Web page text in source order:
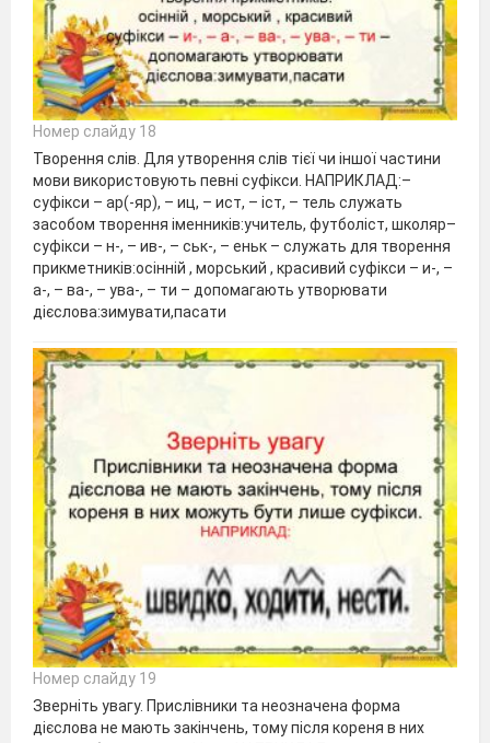
Номер слайду 18
Творення слів. Для утворення слів тієї чи іншої частини
мови використовують певні суфікси. НАПРИКЛАД:–
суфікси – ар(-яр), – иц, – ист, – іст, – тель служать
засобом творення іменників:учитель, футболіст, школяр–
суфікси – н-, – ив-, – ськ-, – еньк – служать для творення
прикметників:осінній , морський , красивий суфікси – и-, –
а-, – ва-, – ува-, – ти – допомагають утворювати
дієслова:зимувати,пасати
Номер слайду 19
Зверніть увагу. Прислівники та неозначена форма
дієслова не мають закінчень, тому після кореня в них